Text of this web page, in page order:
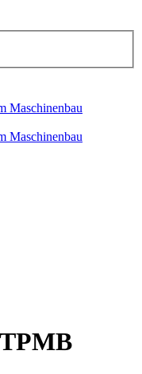
Maschinenbau
Maschinenbau